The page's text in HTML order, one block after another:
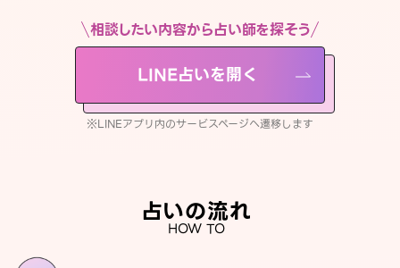
相談したい内容から占い師を探そう
LINE占いを開く
※LINEアプリ内のサービスページへ遷移します
占いの流れ
HOW TO